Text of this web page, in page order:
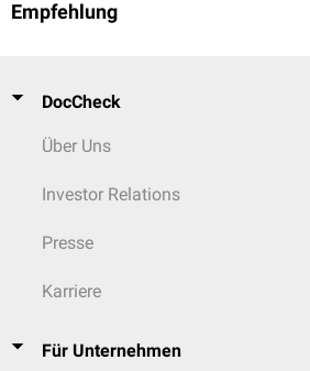
Empfehlung
DocCheck
Über Uns
Investor Relations
Presse
Karriere
Für Unternehmen